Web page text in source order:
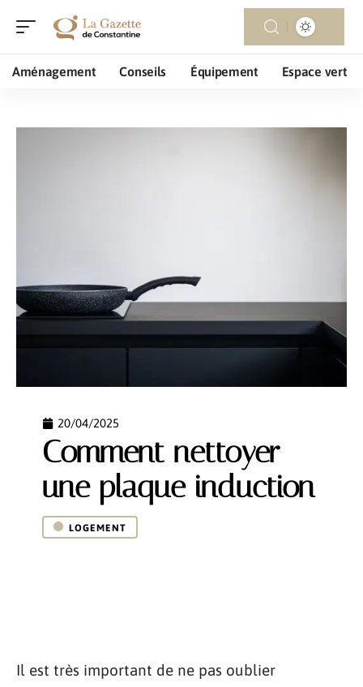
Aménagement Conseils Équipement Espace vert
20/04/2025
Comment nettoyer
une plaque induction
LOGEMENT
Il est très important de ne pas oublier